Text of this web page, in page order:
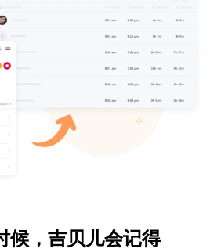
候，吉贝儿会记得